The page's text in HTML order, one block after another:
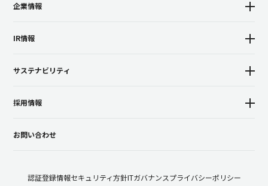
企業情報
IR情報
サステナビリティ
採用情報
お問い合わせ
認証登録情報セキュリティ方針ITガバナンスプライバシーポリシー